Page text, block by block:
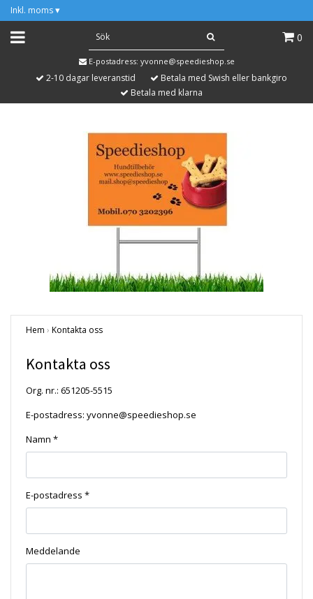
Inkl. moms ▾
0
E-postadress: yvonne@speedieshop.se
2-10 dagar leveranstid
Betala med Swish eller bankgiro
Betala med klarna
Hem › Kontakta oss
Kontakta oss
Org. nr.: 651205-5515
E-postadress: yvonne@speedieshop.se
Namn *
E-postadress *
Meddelande